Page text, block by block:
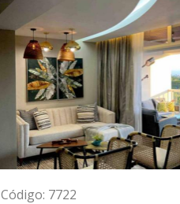
Código: 7722